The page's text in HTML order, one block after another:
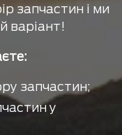
запчастин і ми
варіант!
запчастин;
у